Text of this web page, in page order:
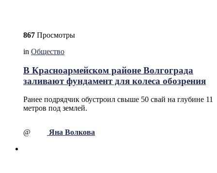
867 Просмотры
in Общество
В Красноармейском районе Волгограда
заливают фундамент для колеса обозрения
Ранее подрядчик обустроил свыше 50 свай на глубине 11
метров под землей.
@ Яна Волкова